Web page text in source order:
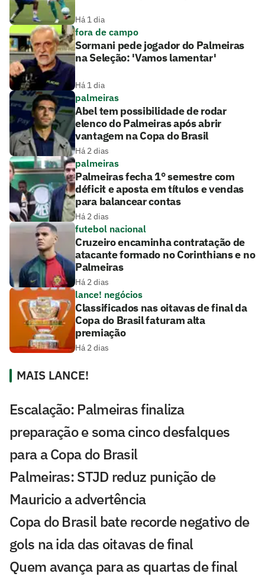
Há 1 dia
fora de campo
Sormani pede jogador do Palmeiras
na Seleção: 'Vamos lamentar'
Há 1 dia
palmeiras
Abel tem possibilidade de rodar
elenco do Palmeiras após abrir
vantagem na Copa do Brasil
Há 2 dias
palmeiras
Palmeiras fecha 1° semestre com
déficit e aposta em títulos e vendas
para balancear contas
Há 2 dias
futebol nacional
Cruzeiro encaminha contratação de
atacante formado no Corinthians e no
Palmeiras
Há 2 dias
lance! negócios
Classificados nas oitavas de final da
Copa do Brasil faturam alta
premiação
Há 2 dias
MAIS LANCE!
Escalação: Palmeiras finaliza
preparação e soma cinco desfalques
para a Copa do Brasil
Palmeiras: STJD reduz punição de
Mauricio a advertência
Copa do Brasil bate recorde negativo de
gols na ida das oitavas de final
Quem avança para as quartas de final